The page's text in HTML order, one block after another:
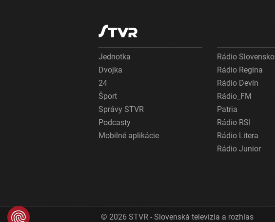
Jednotka
Dvojka
24
Šport
Správy STVR
Podcasty
Mobilné aplikácie
Rádio Slovensko
Rádio Regina
Rádio Devín
Rádio_FM
Patria
Rádio RSI
Rádio Litera
Rádio Junior
© 2026 STVR - Slovenská televízia a rozhlas